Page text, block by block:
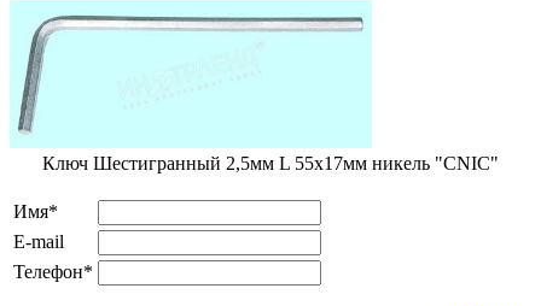
Ключ Шестигранный 2,5мм L 55х17мм никель "CNIC"
Имя*
E-mail
Телефон*